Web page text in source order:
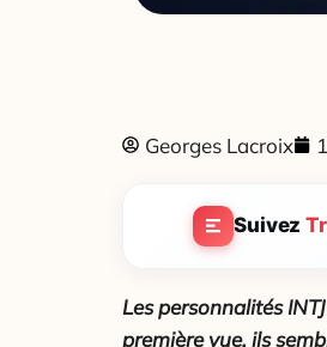
Georges Lacroix
Suivez
Les personnalités
première vue, ils